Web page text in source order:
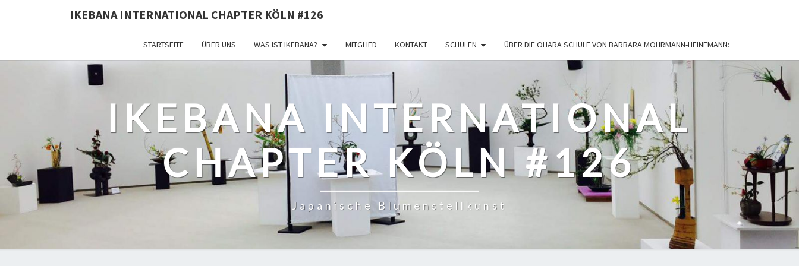
IKEBANA INTERNATIONAL CHAPTER KÖLN #126
STARTSEITE ÜBER UNS WAS IST IKEBANA? MITGLIED KONTAKT SCHULEN ÜBER DIE OHARA SCHULE VON BARBARA MOHRMANN-HEINEMANN:
IKEBANA INTERNATIONAL
CHAPTER KÖLN #126
Japanische Blumenstellkunst